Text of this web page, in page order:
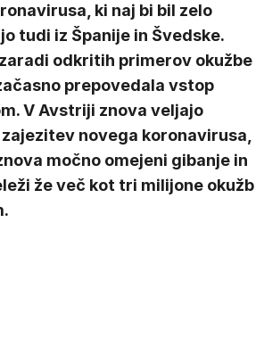
ki naj bi bil zelo
tudi iz Španije in Švedske.
odkritih primerov okužbe
prepovedala vstop
V Avstriji znova veljajo
novega koronavirusa,
močno omejeni gibanje in
že več kot tri milijone okužb